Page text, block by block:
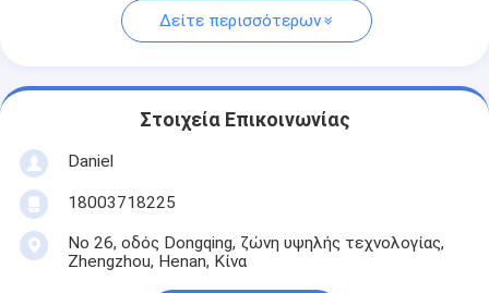
Δείτε περισσότερων
Στοιχεία Επικοινωνίας
Daniel
18003718225
Νο 26, οδός Dongqing, ζώνη υψηλής τεχνολογίας,
Zhengzhou, Henan, Κίνα